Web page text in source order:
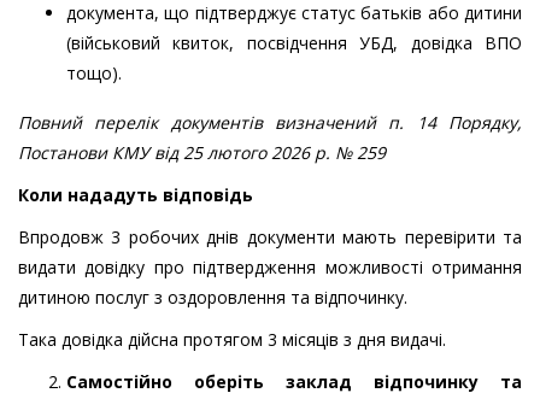
документа, що підтверджує статус батьків або дитини
(військовий квиток, посвідчення УБД, довідка ВПО
тощо).
Повний перелік документів визначений п. 14 Порядку,
Постанови КМУ від 25 лютого 2026 р. № 259
Коли нададуть відповідь
Впродовж 3 робочих днів документи мають перевірити та
видати довідку про підтвердження можливості отримання
дитиною послуг з оздоровлення та відпочинку.
Така довідка дійсна протягом 3 місяців з дня видачі.
Самостійно оберіть заклад відпочинку та